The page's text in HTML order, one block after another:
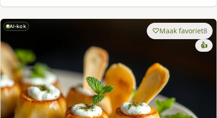
AI-kok Maak favoriet8
👍